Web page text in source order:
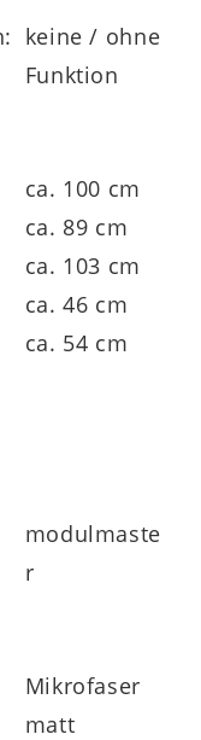
ist eine
zahlreiche
Ihren
sind
können.
zwei
keine / ohne
Funktion
ca. 100 cm
ca. 89 cm
ca. 103 cm
ca. 46 cm
ca. 54 cm
modulmaste
r
Mikrofaser
matt